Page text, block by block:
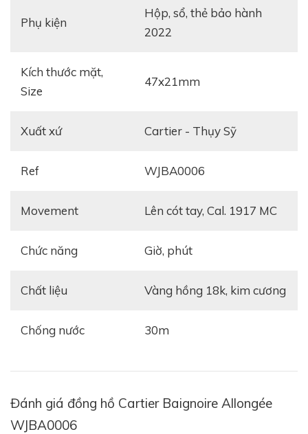
Phụ kiện
hộp, sổ, thẻ bảo hành
2022
Kích thước mặt,
Size
47x21mm
Xuất xứ Cartier - Thụy Sỹ
Ref WJBA0006
Movement Lên cót tay, Cal. 1917 MC
Chức năng giờ, phút
Chất liệu Vàng hồng 18k, kim cương
Chống nước 30m
Đánh giá đồng hồ Cartier Baignoire Allongée
WJBA0006